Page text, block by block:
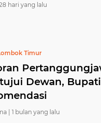
hari yang lalu
Timur
Dewan,
| 1 bulan yang lalu